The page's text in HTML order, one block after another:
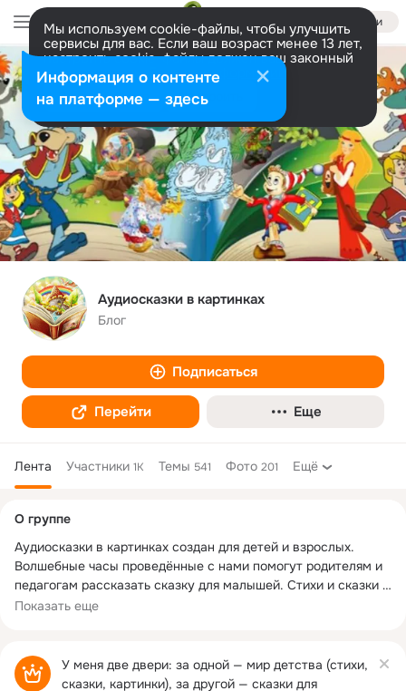
Войти
Мы используем cookie-файлы, чтобы улучшить
сервисы для вас. Если ваш возраст менее 13 лет,
настроить cookie-файлы должен ваш законный
представитель. Больше информации
Разрешить все Настроить
Аудиосказки в картинках
Блог
Подписаться
Перейти Еще
Лента Участники 1K Темы 541 Фото 201 Ещё
У меня две двери: за одной — мир детства (стихи,
сказки, картинки), за другой — сказки для
колонка
О группе
Аудиосказки в картинках создан для детей и взрослых.
Волшебные часы проведённые с нами помогут родителям и
педагогам рассказать сказку для малышей. Стихи и сказки
на ночь превратятся в сундучок историй, ребёнок будет
Татьяна Сухих прочитает потешки, сезонные стихи, русские
и зарубежные сказки, такие, как Маша и медведь, Морозко,
Показать еще
Информация о контенте
на платформе — здесь